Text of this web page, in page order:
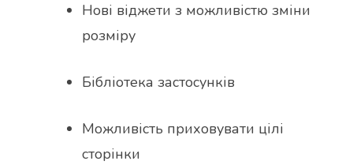
Нові віджети з можливістю зміни
розміру
Бібліотека застосунків
Можливість приховувати цілі
сторінки